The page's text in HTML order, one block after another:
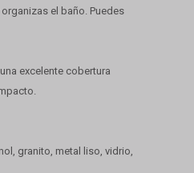
el baño. Puedes
excelente cobertura
granito, metal liso, vidrio,